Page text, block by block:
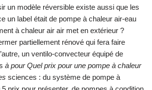
un modèle réversible existe aussi que les
un label était de pompe à chaleur air-eau
à chaleur air air met en extérieur ?
partiellement rénové qui fera faire
un ventilo-convecteur équipé de
à pour Quel prix pour une pompe à chaleur
sciences : du système de pompe à